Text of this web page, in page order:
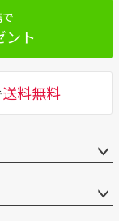
ント
送料無料